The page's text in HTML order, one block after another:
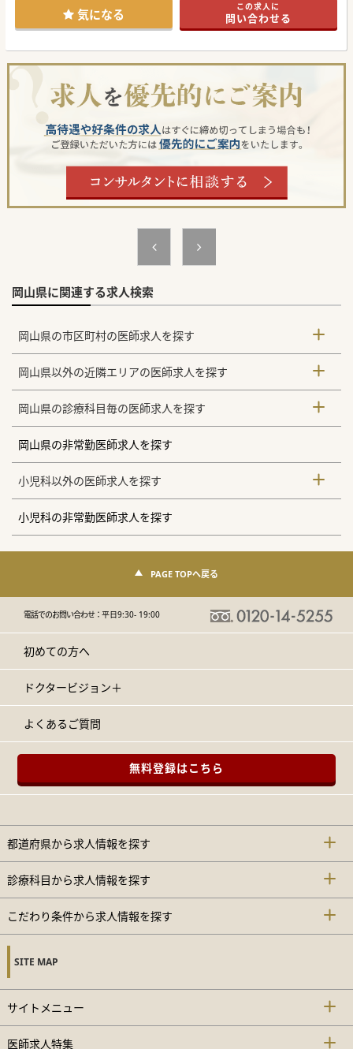
気になる この求人に
問い合わせる
岡山県に関連する求人検索
岡山県の市区町村の医師求人を探す
岡山県以外の近隣エリアの医師求人を探す
岡山県の診療科目毎の医師求人を探す
岡山県の非常勤医師求人を探す
小児科以外の医師求人を探す
小児科の非常勤医師求人を探す
PAGE TOPへ戻る
電話でのお問い合わせ：平日9:30- 19:00
初めての方へ
ドクタービジョン＋
よくあるご質問
無料登録はこちら
都道府県から求人情報を探す
診療科目から求人情報を探す
こだわり条件から求人情報を探す
SITE MAP
サイトメニュー
医師求人特集